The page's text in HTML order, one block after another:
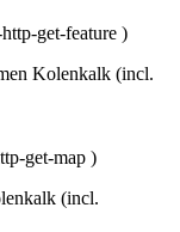
get-feature )
Kolenkalk (incl.
get-map )
(incl.